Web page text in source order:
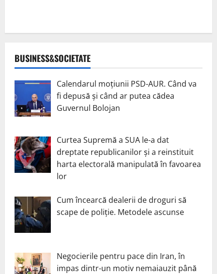
BUSINESS&SOCIETATE
Calendarul moțiunii PSD-AUR. Când va
fi depusă și când ar putea cădea
Guvernul Bolojan
Curtea Supremă a SUA le-a dat
dreptate republicanilor și a reinstituit
harta electorală manipulată în favoarea
lor
Cum încearcă dealerii de droguri să
scape de poliție. Metodele ascunse
Negocierile pentru pace din Iran, în
impas dintr-un motiv nemaiauzit până